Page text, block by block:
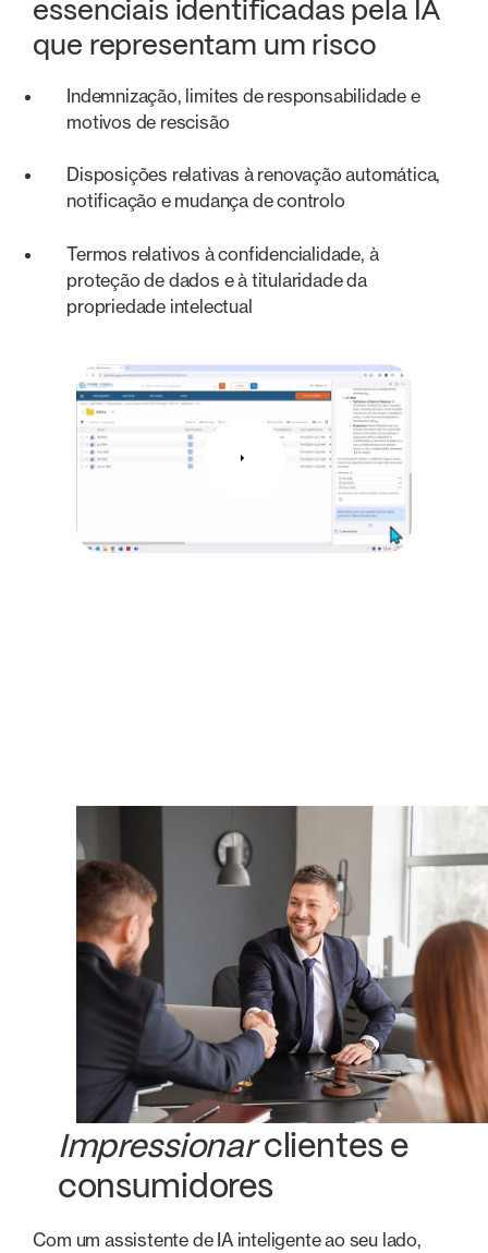
essenciais identificadas pela IA
que representam um risco
Indemnização, limites de responsabilidade e
motivos de rescisão
Disposições relativas à renovação automática,
notificação e mudança de controlo
Termos relativos à confidencialidade, à
proteção de dados e à titularidade da
propriedade intelectual
Impressionarclientes e
consumidores
Com um assistente de IA inteligente ao seu lado,